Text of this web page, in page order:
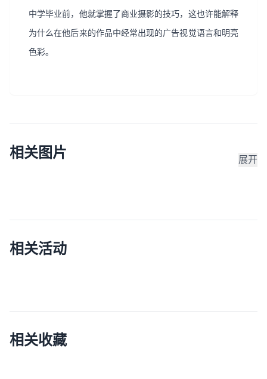
中学毕业前，他就掌握了商业摄影的技巧，这也许能解释
为什么在他后来的作品中经常出现的广告视觉语言和明亮
色彩。
相关图片 展开
相关活动
相关收藏